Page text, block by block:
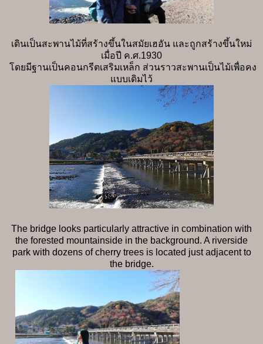
เดินเป็นสะพานไม้ที่สร้างขึ้นในสมัยเฮอัน และถูกสร้างขึ้นใหม่
เมื่อปี ค.ศ.1930
โดยมีฐานเป็นคอนกรีตเสริมเหล็ก ส่วนราวสะพานเป็นไม้เพื่อคง
แบบเดิมไว้
The bridge looks particularly attractive in combination with
the forested mountainside in the background. A riverside
park with dozens of cherry trees is located just adjacent to
the bridge.